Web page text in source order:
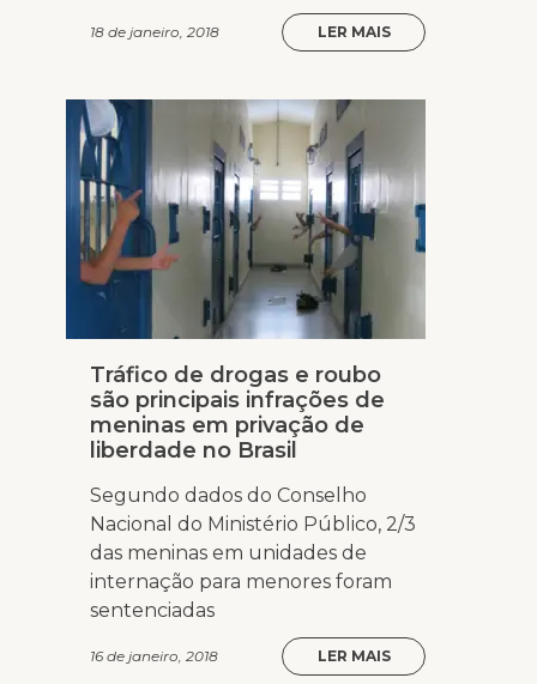
18 de janeiro, 2018 LER MAIS
Tráfico de drogas e roubo
são principais infrações de
meninas em privação de
liberdade no Brasil
Segundo dados do Conselho
Nacional do Ministério Público, 2/3
das meninas em unidades de
internação para menores foram
sentenciadas
16 de janeiro, 2018 LER MAIS